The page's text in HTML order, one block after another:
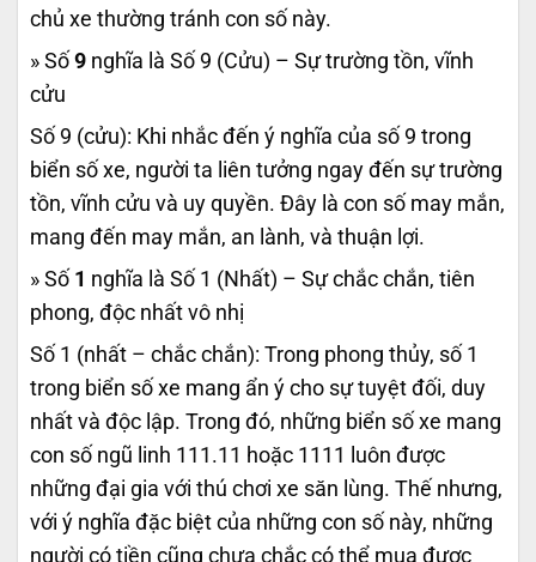
chủ xe thường tránh con số này.
» Số 9 nghĩa là Số 9 (Cửu) – Sự trường tồn, vĩnh
cửu
Số 9 (cửu): Khi nhắc đến ý nghĩa của số 9 trong
biển số xe, người ta liên tưởng ngay đến sự trường
tồn, vĩnh cửu và uy quyền. Đây là con số may mắn,
mang đến may mắn, an lành, và thuận lợi.
» Số 1 nghĩa là Số 1 (Nhất) – Sự chắc chắn, tiên
phong, độc nhất vô nhị
Số 1 (nhất – chắc chắn): Trong phong thủy, số 1
trong biển số xe mang ẩn ý cho sự tuyệt đối, duy
nhất và độc lập. Trong đó, những biển số xe mang
con số ngũ linh 111.11 hoặc 1111 luôn được
những đại gia với thú chơi xe săn lùng. Thế nhưng,
với ý nghĩa đặc biệt của những con số này, những
người có tiền cũng chưa chắc có thể mua được